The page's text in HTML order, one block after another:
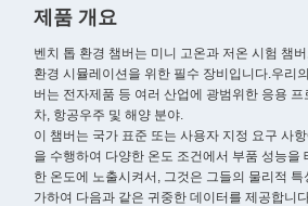
제품 개요
벤치 톱 환경 챔버는 미니 고온과 저온 시험 챔
환경 시뮬레이션을 위한 필수 장비입니다.우리
버는 전자제품 등 여러 산업에 광범위한 응용
차, 항공우주 및 해양 분야.
이 챔버는 국가 표준 또는 사용자 지정 요구 사
을 수행하여 다양한 온도 조건에서 부품 성능을
한 온도에 노출시켜서, 그것은 그들의 물리적
가하여 다음과 같은 귀중한 데이터를 제공합니